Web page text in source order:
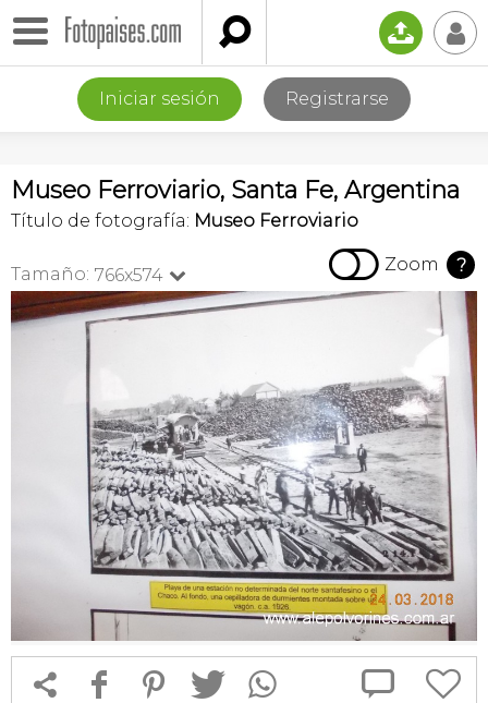
 📤 👤
Iniciar sesión Registrarse
Museo Ferroviario, Santa Fe, Argentina
Título de fotografía: Museo Ferroviario
Tamaño: 766x574   Zoom ?
 f 1 T  